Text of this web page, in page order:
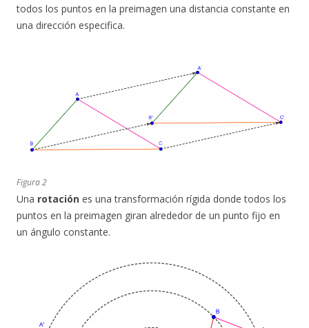
todos los puntos en la preimagen una distancia constante en
una dirección especifica.
Figura 2
Una rotación es una transformación rígida donde todos los
puntos en la preimagen giran alrededor de un punto fijo en
un ángulo constante.